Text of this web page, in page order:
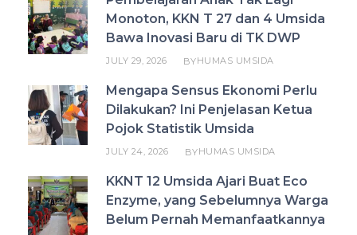
Monoton, KKN T 27 dan 4 Umsida
Bawa Inovasi Baru di TK DWP
JULY 29, 2026 BYHUMAS UMSIDA
Mengapa Sensus Ekonomi Perlu
Dilakukan? Ini Penjelasan Ketua
Pojok Statistik Umsida
JULY 24, 2026 BYHUMAS UMSIDA
KKNT 12 Umsida Ajari Buat Eco
Enzyme, yang Sebelumnya Warga
Belum Pernah Memanfaatkannya